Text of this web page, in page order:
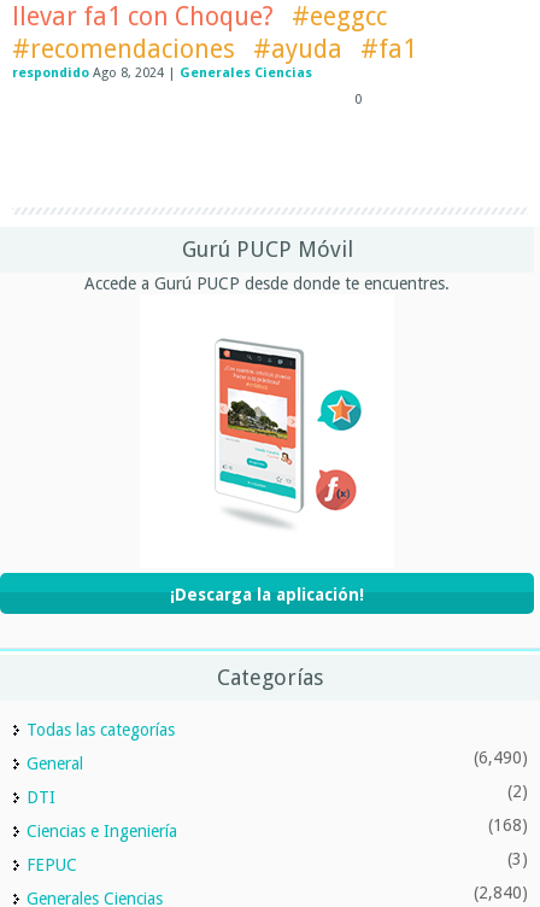
llevar fa1 con Choque?
#eeggcc
#recomendaciones
#ayuda #fa1
respondido Ago 8, 2024 | Generales Ciencias
0
Gurú PUCP Móvil
Accede a Gurú PUCP desde donde te encuentres.
¡Descarga la aplicación!
Categorías
Todas las categorías
General
(6,490)
DTI (2)
Ciencias e Ingeniería (168)
FEPUC (3)
Generales Ciencias (2,840)